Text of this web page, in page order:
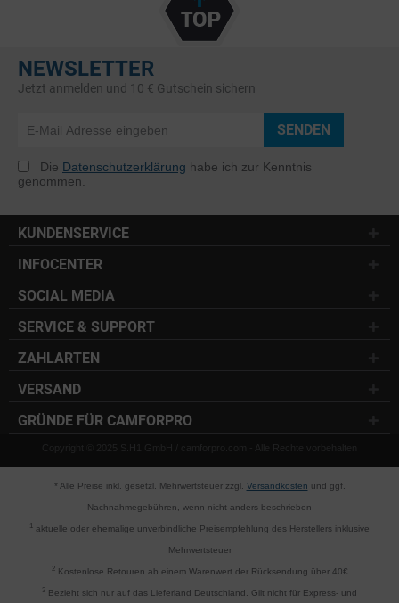
NEWSLETTER
Jetzt anmelden und 10 € Gutschein sichern
SENDEN
Die Datenschutzerklärung habe ich zur Kenntnis
genommen.
KUNDENSERVICE
INFOCENTER
SOCIAL MEDIA
SERVICE & SUPPORT
ZAHLARTEN
VERSAND
GRÜNDE FÜR CAMFORPRO
Copyright © 2025 S.H1 GmbH / camforpro.com - Alle Rechte vorbehalten
* Alle Preise inkl. gesetzl. Mehrwertsteuer zzgl. Versandkosten und ggf.
Nachnahmegebühren, wenn nicht anders beschrieben
aktuelle oder ehemalige unverbindliche Preisempfehlung des Herstellers inklusive
Mehrwertsteuer
2Kostenlose Retouren ab einem Warenwert der Rücksendung über 40€
3 Bezieht sich nur auf das Lieferland Deutschland. Gilt nicht für Express- und